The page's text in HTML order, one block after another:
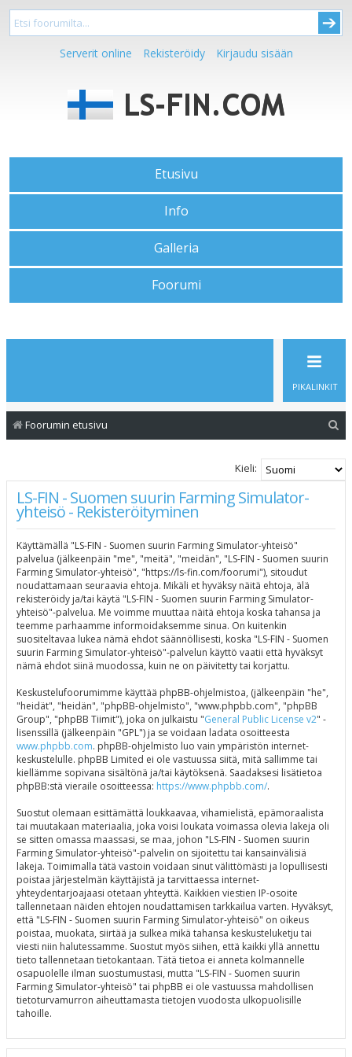
Serverit online Rekisteröidy Kirjaudu sisään
Etusivu
Info
Galleria
Foorumi
PIKALINKIT
Foorumin etusivu
s
Kieli:
LS-FIN - Suomen suurin Farming Simulator-
yhteisö - Rekisteröityminen
Käyttämällä "LS-FIN - Suomen suurin Farming Simulator-yhteisö"
palvelua (jälkeenpäin "me", "meitä", "meidän", "LS-FIN - Suomen suurin
Farming Simulator-yhteisö", "https://ls-fin.com/foorumi"), sitoudut
noudattamaan seuraavia ehtoja. Mikäli et hyväksy näitä ehtoja, älä
rekisteröidy ja/tai käytä "LS-FIN - Suomen suurin Farming Simulator-
yhteisö"-palvelua. Me voimme muuttaa näitä ehtoja koska tahansa ja
teemme parhaamme informoidaksemme sinua. On kuitenkin
suositeltavaa lukea nämä ehdot säännöllisesti, koska "LS-FIN - Suomen
suurin Farming Simulator-yhteisö"-palvelun käyttö vaatii että hyväksyt
nämä ehdot siinä muodossa, kuin ne on päivitetty tai korjattu.
Keskustelufoorumimme käyttää phpBB-ohjelmistoa, (jälkeenpäin "he",
"heidät", "heidän", "phpBB-ohjelmisto", "www.phpbb.com", "phpBB
Group", "phpBB Tiimit"), joka on julkaistu "General Public License v2" -
lisenssillä (jälkeenpäin "GPL") ja se voidaan ladata osoitteesta
www.phpbb.com. phpBB-ohjelmisto luo vain ympäristön internet-
keskustelulle. phpBB Limited ei ole vastuussa siitä, mitä sallimme tai
kiellämme sopivana sisältönä ja/tai käytöksenä. Saadaksesi lisätietoa
phpBB:stä vieraile osoitteessa: https://www.phpbb.com/.
Suostut olemaan esittämättä loukkaavaa, vihamielistä, epämoraalista
tai muutakaan materiaalia, joka voisi loukata voimassa olevia lakeja oli
se sitten omassa maassasi, se maa, johon "LS-FIN - Suomen suurin
Farming Simulator-yhteisö"-palvelin on sijoitettu tai kansainvälisiä
lakeja. Toimimalla tätä vastoin voidaan sinut välittömästi ja lopullisesti
poistaa järjestelmän käyttäjistä ja tarvittaessa internet-
yhteydentarjoajaasi otetaan yhteyttä. Kaikkien viestien IP-osoite
tallennetaan näiden ehtojen noudattamisen tarkkailua varten. Hyväksyt,
että "LS-FIN - Suomen suurin Farming Simulator-yhteisö" on oikeus
poistaa, muokata, siirtää ja sulkea mikä tahansa keskusteluketju tai
viesti niin halutessamme. Suostut myös siihen, että kaikki yllä annettu
tieto tallennetaan tietokantaan. Tätä tietoa ei anneta kolmannelle
osapuolelle ilman suostumustasi, mutta "LS-FIN - Suomen suurin
Farming Simulator-yhteisö" tai phpBB ei ole vastuussa mahdollisen
tietoturvamurron aiheuttamasta tietojen vuodosta ulkopuolisille
tahoille.